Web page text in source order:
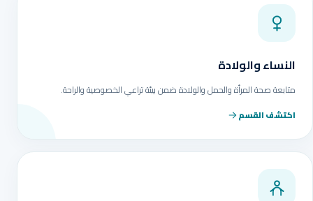
النساء والولادة
متابعة صحة المرأة والحمل والولادة ضمن بيئة تراعي الخصوصية والراحة.
اكتشف القسم